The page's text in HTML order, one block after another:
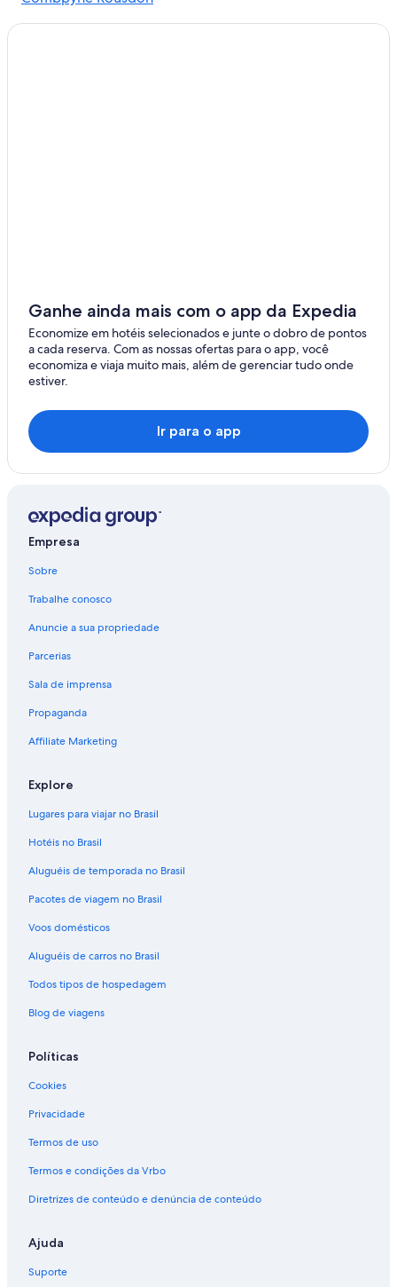
Ganhe ainda mais com o app da Expedia
Economize em hotéis selecionados e junte o dobro de pontos
a cada reserva. Com as nossas ofertas para o app, você
economiza e viaja muito mais, além de gerenciar tudo onde
estiver.
Ir para o app
Empresa
Sobre
Trabalhe conosco
Anuncie a sua propriedade
Parcerias
Sala de imprensa
Propaganda
Affiliate Marketing
Explore
Lugares para viajar no Brasil
Hotéis no Brasil
Aluguéis de temporada no Brasil
Pacotes de viagem no Brasil
Voos domésticos
Aluguéis de carros no Brasil
Todos tipos de hospedagem
Blog de viagens
Políticas
Cookies
Privacidade
Termos de uso
Termos e condições da Vrbo
Diretrizes de conteúdo e denúncia de conteúdo
Ajuda
Suporte